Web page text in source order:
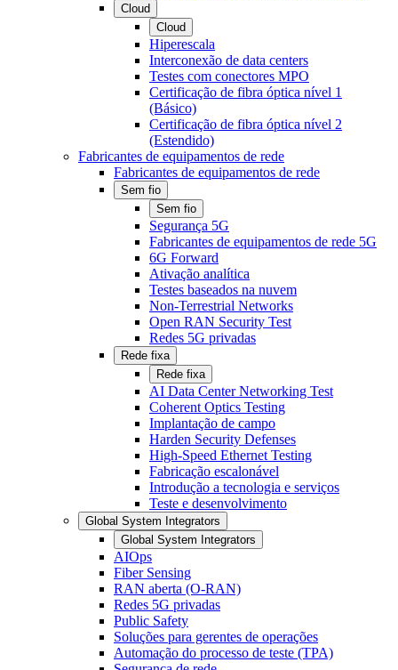
Cloud
Cloud
Hiperescala
Interconexão de data centers
Testes com conectores MPO
Certificação de fibra óptica nível 1
(Básico)
Certificação de fibra óptica nível 2
(Estendido)
Fabricantes de equipamentos de rede
Fabricantes de equipamentos de rede
Sem fio
Sem fio
Segurança 5G
Fabricantes de equipamentos de rede 5G
6G Forward
Ativação analítica
Testes baseados na nuvem
Non-Terrestrial Networks
Open RAN Security Test
Redes 5G privadas
Rede fixa
Rede fixa
AI Data Center Networking Test
Coherent Optics Testing
Implantação de campo
Harden Security Defenses
High-Speed Ethernet Testing
Fabricação escalonável
Introdução a tecnologia e serviços
Teste e desenvolvimento
Global System Integrators
Global System Integrators
AIOps
Fiber Sensing
RAN aberta (O-RAN)
Redes 5G privadas
Public Safety
Soluções para gerentes de operações
Automação do processo de teste (TPA)